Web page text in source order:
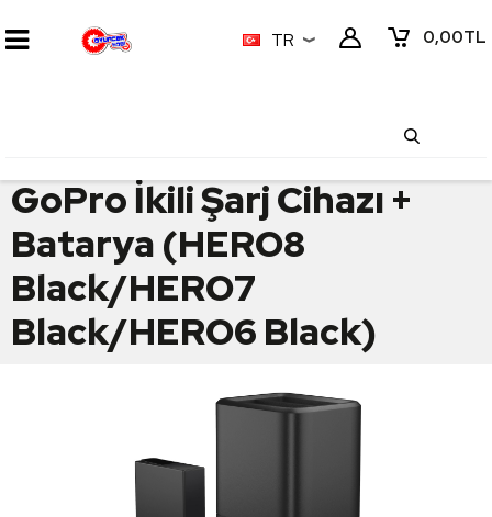
0,00TL
TR
GoPro İkili Şarj Cihazı +
Batarya (HERO8
Black/HERO7
Black/HERO6 Black)